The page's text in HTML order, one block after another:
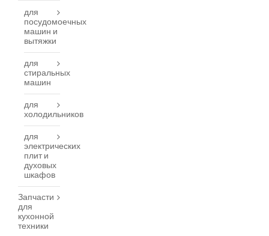
для
посудомоечных
машин и
вытяжки
для
стиральных
машин
для
холодильников
для
электрических
плит и
духовых
шкафов
Запчасти
для
кухонной
техники